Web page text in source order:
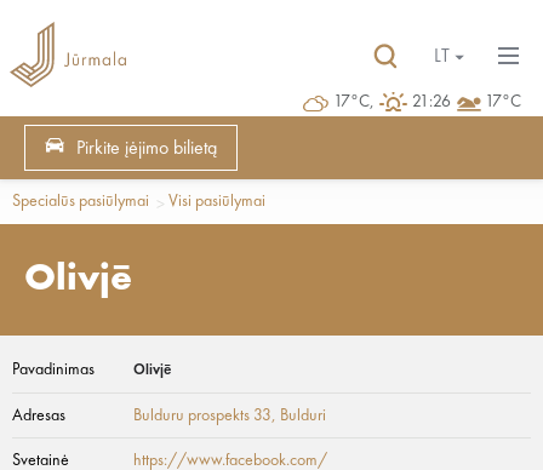
17°C, 21:26 17°C
LT
Pirkite įėjimo bilietą
Specialūs pasiūlymai Visi pasiūlymai
Olivjē
Pavadinimas Olivjē
Adresas Bulduru prospekts 33, Bulduri
Svetainė https://www.facebook.com/